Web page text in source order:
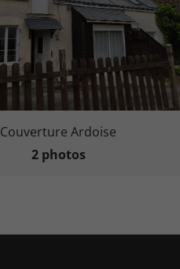
Couverture Ardoise
2 photos